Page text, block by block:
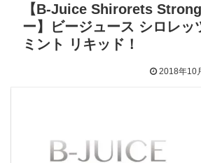
【B-Juice Shirorets
ー】ビージュース シロレッ
ミント リキッド！
2018年10